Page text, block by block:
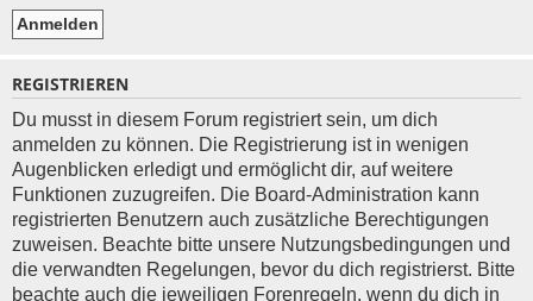
REGISTRIEREN
Du musst in diesem Forum registriert sein, um dich
anmelden zu können. Die Registrierung ist in wenigen
Augenblicken erledigt und ermöglicht dir, auf weitere
Funktionen zuzugreifen. Die Board-Administration kann
registrierten Benutzern auch zusätzliche Berechtigungen
zuweisen. Beachte bitte unsere Nutzungsbedingungen und
die verwandten Regelungen, bevor du dich registrierst. Bitte
beachte auch die jeweiligen Forenregeln, wenn du dich in